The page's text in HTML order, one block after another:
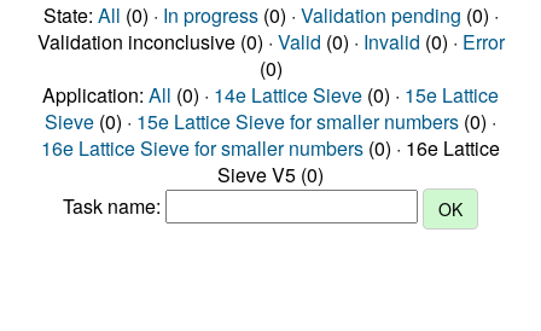
State: All (0) · In progress(0) · Validation pending (0) ·
Validation inconclusive (0) · Valid (0) · Invalid (0) · Error
(0)
Application: All (0) · 14e Lattice Sieve (0) · 15e Lattice
Sieve (0) · 15e Lattice Sieve for smaller numbers (0) ·
16e Lattice Sieve for smaller numbers (0) · 16e Lattice
Sieve V5 (0)
Task name: